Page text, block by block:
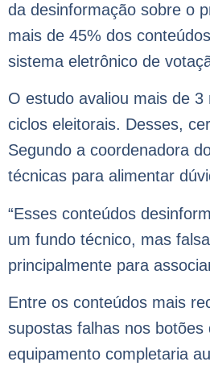
da desinformação sobre o
mais de 45% dos
sistema eletrônico de
O estudo avaliou mais de
ciclos eleitorais. Desses,
Segundo a coordenadora
técnicas para alimentar
“Esses conteúdos
um fundo técnico, mas
principalmente para
Entre os conteúdos mais
supostas falhas nos botões
equipamento completaria